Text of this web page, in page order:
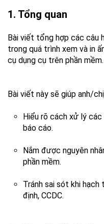
1. Tổng quan
Bài viết tổng hợp các câu
trong quá trình xem và in
cụ dụng cụ trên phần mềm.
Bài viết này sẽ giúp anh/
Hiểu rõ cách xử lý
báo cáo.
Nắm được nguyên
phần mềm.
Tránh sai sót khi
định, CCDC.